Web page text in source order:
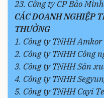
23. Công ty CP Bảo
CÁC DOANH NGHIỆP
THƯỞNG
1. Công ty TNHH
2. Công ty TNHH Công
3. Công ty TNHH Sản
4. Công ty TNHH
5. Công ty TNHH Cayi